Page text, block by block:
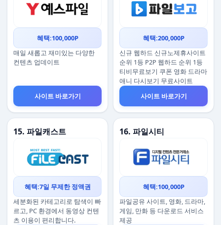
혜택:100,000P
매일 새롭고 재미있는 다양한
컨텐츠 업데이트
사이트 바로가기
혜택:200,000P
신규 웹하드 신규노제휴사이트
순위 1등 P2P 웹하드 순위 1등
티비무료보기 쿠폰 영화 드라마
애니 다시보기 무료사이트
사이트 바로가기
15. 파일캐스트
혜택:7일 무제한 정액권
세분화된 카테고리로 탐색이 빠
르고, PC 환경에서 동영상 컨텐
츠 이용이 편리합니다.
16. 파일시티
혜택:100,000P
파일공유 사이트, 영화, 드라마,
게임, 만화 등 다운로드 서비스
제공